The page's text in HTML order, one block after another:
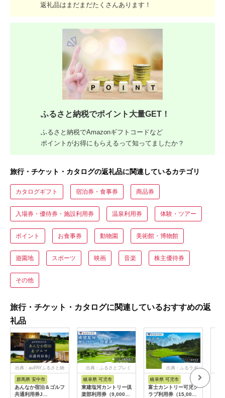
返礼品はまだまだたくさんあります！
ふるさと納税でポイント大量GET！
ふるさと納税でAmazonギフトコードなど
ポイントがお得にもらえるって知ってましたか？
旅行・チケット・カタログの返礼品に関連しているカテゴリ
カタログギフト 宿泊券・食事券 商品券
入場券・優待券・施設利用券 温泉利用券 体験・ツアー
ポイント お食事券 動物園 美術館・博物館
遊園地 スポーツ 映画 音楽 株主優待券
その他
旅行・チケット・カタログに関連しているおすすめの返
礼品
出典：auPAYふるさと納
群馬県 安中市
あんなか宿泊＆ゴルフ
共通利用券J
出典：ふるさとプレミ
岐阜県 可児市
東建塩河カントリー倶
楽部利用券（9,000円
出典：ふるラボ
岐阜県 可児市
富士カントリー可児ク
ラブ利用券（15,000